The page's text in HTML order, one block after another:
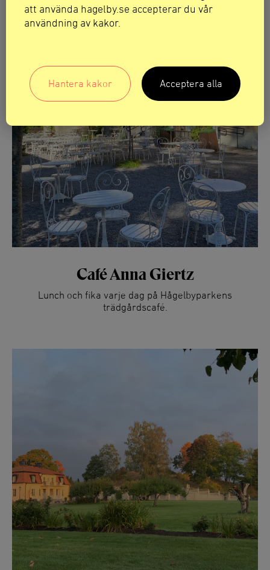
Café Anna Giertz
Lunch och fika varje dag på Hågelbyparkens
trädgårdscafé.
att använda hagelby.se accepterar du vår
användning av kakor.
Hantera kakor Acceptera alla